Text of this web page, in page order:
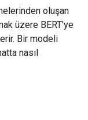
oluşan
üzere BERT'ye
Bir modeli
nasıl